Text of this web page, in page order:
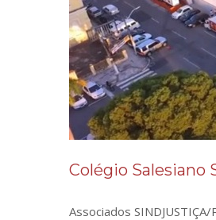
Colégio Salesiano
Associados